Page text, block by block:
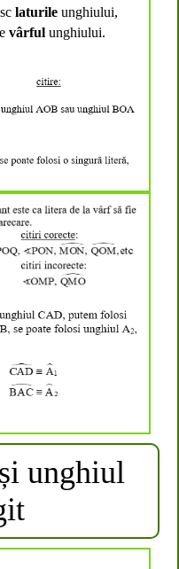
laturile unghiului,
vârful unghiului.
unghiul